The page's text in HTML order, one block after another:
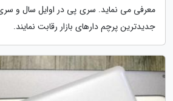
معرفی می نماید. سری پی در اوایل سال و
جدیدترین پرچم دارهای بازار رقابت نمایند.